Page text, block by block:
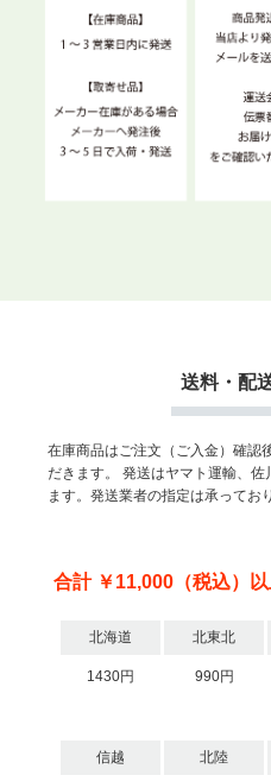
送料・配
在庫商品はご注文（ご入金）確認
だきます。
発送はヤマト運輸、佐
ます。発送業者の指定は承ってお
合計 ￥11,000（税込）
北海道 北東北
1430円 990円
信越 北陸